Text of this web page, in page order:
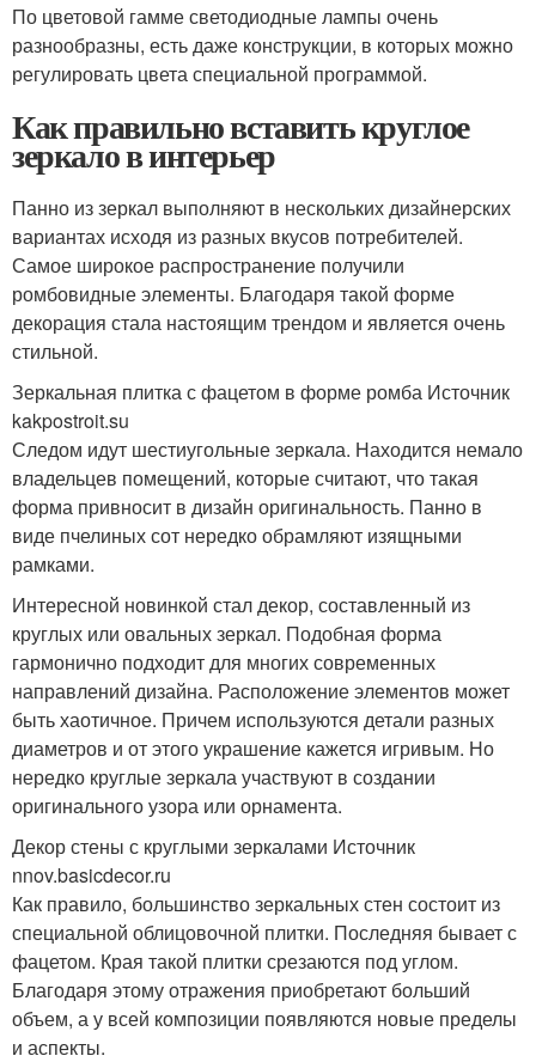
По цветовой гамме светодиодные лампы очень
разнообразны, есть даже конструкции, в которых можно
регулировать цвета специальной программой.
Как правильно вставить круглое
зеркало в интерьер
Панно из зеркал выполняют в нескольких дизайнерских
вариантах исходя из разных вкусов потребителей.
Самое широкое распространение получили
ромбовидные элементы. Благодаря такой форме
декорация стала настоящим трендом и является очень
стильной.
Зеркальная плитка с фацетом в форме ромба Источник
kakpostroit.su
Следом идут шестиугольные зеркала. Находится немало
владельцев помещений, которые считают, что такая
форма привносит в дизайн оригинальность. Панно в
виде пчелиных сот нередко обрамляют изящными
рамками.
Интересной новинкой стал декор, составленный из
круглых или овальных зеркал. Подобная форма
гармонично подходит для многих современных
направлений дизайна. Расположение элементов может
быть хаотичное. Причем используются детали разных
диаметров и от этого украшение кажется игривым. Но
нередко круглые зеркала участвуют в создании
оригинального узора или орнамента.
Декор стены с круглыми зеркалами Источник
nnov.basicdecor.ru
Как правило, большинство зеркальных стен состоит из
специальной облицовочной плитки. Последняя бывает с
фацетом. Края такой плитки срезаются под углом.
Благодаря этому отражения приобретают больший
объем, а у всей композиции появляются новые пределы
и аспекты.